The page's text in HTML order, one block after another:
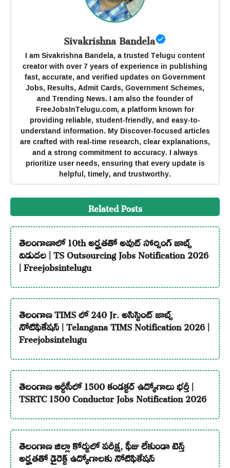
Sivakrishna Bandela
I am Sivakrishna Bandela, a trusted Telugu content
creator with over 7 years of experience in publishing
fast, accurate, and verified updates on Government
Jobs, Results, Admit Cards, Government Schemes,
and Trending News. I am also the founder of
FreeJobsInTelugu.com, a platform known for
providing reliable, student-friendly, and easy-to-
understand information. My Discover-focused articles
are crafted with real-time research, clear explanations,
and a strong commitment to accuracy. I always
prioritize user needs, ensuring that every update is
helpful, timely, and trustworthy.
Related Posts
తెలంగాణాలో 10th అర్హతతో అవుట్ సోర్సింగ్ జాబ్స్
విడుదల | TS Outsourcing Jobs Notification 2026
| Freejobsintelugu
తెలంగాణ TIMS లో 240 Jr. అసిస్టెంట్ జాబ్స్
నోటిఫికేషన్ | Telangana TIMS Notification 2026 |
Freejobsintelugu
తెలంగాణ ఆర్టీసీలో 1500 కండక్టర్ ఉద్యోగాలు భర్తీ |
TSRTC 1500 Conductor Jobs Notification 2026
తెలంగాణ జిల్లా కోర్టులో పరీక్ష, ఫీజు లేకుండా టెన్త్
అర్హతతో డైరెక్ట్ ఉద్యోగాలకు నోటిఫికేషన్